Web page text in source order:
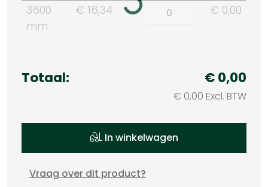
3600
mm
€ 16,34 € 0,00
Totaal: € 0,00
€ 0,00 Excl. BTW
In winkelwagen
Vraag over dit product?